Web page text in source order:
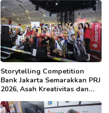
Berkualitas Sambut 5 Abad
Jakarta
Storytelling Competition
Bank Jakarta Semarakkan PRJ
2026, Asah Kreativitas dan